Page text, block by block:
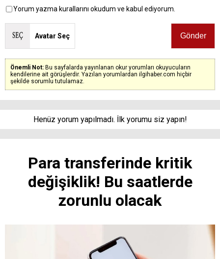
Yorum yazma kurallarını okudum ve kabul ediyorum.
Avatar Seç
Önemli Not: Bu sayfalarda yayınlanan okur yorumları okuyucuların
kendilerine ait görüşlerdir. Yazılan yorumlardan ilgihaber.com hiçbir
şekilde sorumlu tutulamaz.
Henüz yorum yapılmadı. İlk yorumu siz yapın!
Para transferinde kritik
değişiklik! Bu saatlerde
zorunlu olacak